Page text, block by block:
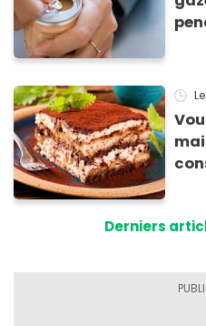
Derniers